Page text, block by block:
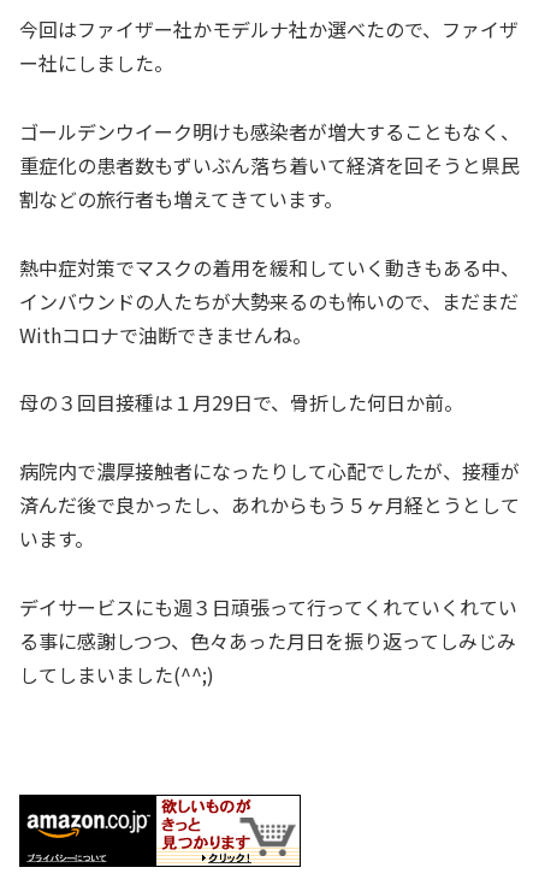
今回はファイザー社かモデルナ社か選べたので、ファイザ
ー社にしました。
ゴールデンウイーク明けも感染者が増大することもなく、
重症化の患者数もずいぶん落ち着いて経済を回そうと県民
割などの旅行者も増えてきています。
熱中症対策でマスクの着用を緩和していく動きもある中、
インバウンドの人たちが大勢来るのも怖いので、まだまだ
Withコロナで油断できませんね。
母の３回目接種は１月29日で、骨折した何日か前。
病院内で濃厚接触者になったりして心配でしたが、接種が
済んだ後で良かったし、あれからもう５ヶ月経とうとして
います。
デイサービスにも週３日頑張って行ってくれていくれてい
る事に感謝しつつ、色々あった月日を振り返ってしみじみ
してしまいました(^^;)